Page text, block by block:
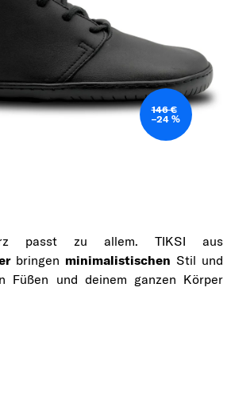
passt zu allem. TIKSI aus
bringen minimalistischen Stil und
Füßen und deinem ganzen Körper
146 €
–24 %